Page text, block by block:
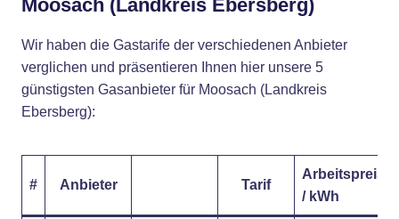
Moosach (Landkreis Ebersberg)
Wir haben die Gastarife der verschiedenen Anbieter
verglichen und präsentieren Ihnen hier unsere 5
günstigsten Gasanbieter für Moosach (Landkreis
Ebersberg):
# Anbieter Tarif
Arbeitspreis
/ kWh